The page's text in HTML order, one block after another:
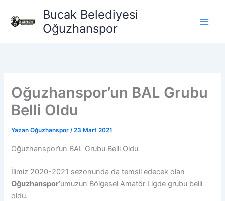
atla
Bucak Belediyesi
Oğuzhanspor
Oğuzhanspor’un BAL Grubu
Belli Oldu
Yazan Oğuzhanspor/23 Mart 2021
Oğuzhanspor’un BAL Grubu Belli Oldu
İlimiz 2020-2021 sezonunda da temsil edecek olan
Oğuzhanspor‘umuzun Bölgesel Amatör Ligde grubu belli
oldu.